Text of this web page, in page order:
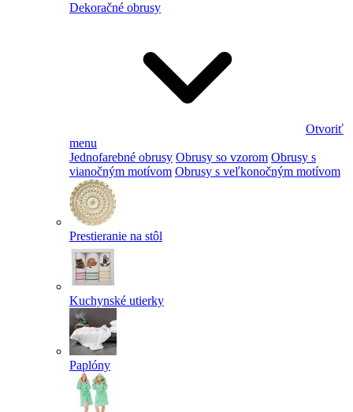
Dekoračné obrusy
Otvoriť
menu
Jednofarebné obrusy Obrusy so vzorom Obrusy s
vianočným motívom Obrusy s veľkonočným motívom
Prestieranie na stôl
Kuchynské utierky
Paplóny